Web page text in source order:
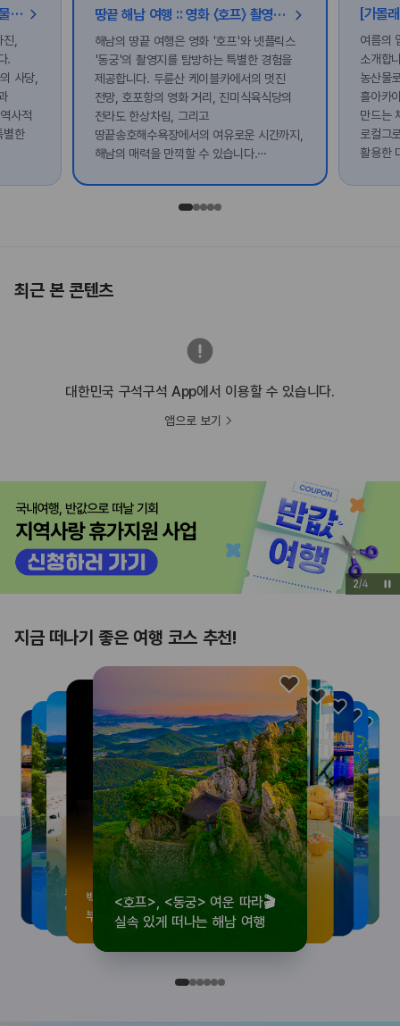
글과 뜻으로 시대를 밝힌 홍성 인물 여행
,
.
사당,
사적
별한
땅끝 해남 여행 :: 영화 〈호프〉 촬영지 남창리부터 넷플릭스 〈동궁〉 촬영지 도솔암 등
해남의 땅끝 여행은 영화 '호프'와 넷플릭스
'동궁'의 촬영지를 탐방하는 특별한 경험을
제공합니다. 두륜산 케이블카에서의 멋진
전망, 호포항의 영화 거리, 진미식육식당의
전라도 한상차림, 그리고
땅끝송호해수욕장에서의 여유로운 시간까지,
해남의 매력을 만끽할 수 있습니다.
여름의
소개합
농산물
흘아카
만드는
로컬그
활용한
떠나보
최근 본 콘텐츠
대한민국 구석구석 App에서 이용할 수 있습니다.
앱으로 보기
3/4
지금 떠나기 좋은 여행 코스 추천!
<호프>, <동궁> 여운 따라🎬
실속 있게 떠나는 해남 여행
로컬 감성 수집!
전국 로컬 기념품숍 3곳⭐
우리말이 더 재미있어지는
세종 한글 여행
숲길부터 천년 고찰까지!
마음에 쉼을 더하는 부안
뚜벅이 여행자 주목🚶
양양 1박 2일 코스
백제의 숨결을 따라,
부여에서 만나는 여름
<호프>, <동궁> 여운 따라🎬
실속 있게 떠나는 해남 여행
로컬 감성 수집!
전국 로컬 기념품숍 3곳⭐
우리말이 더 재미있어지는
세종 한글 여행
숲길부터 천년 고찰까지!
마음에 쉼을 더하는 부안
뚜벅이 여행자 주목🚶
양양 1박 2일 코스
백제의 숨결을 따라,
부여에서 만나는 여름
<호프>, <동궁> 여운 따라🎬
실속 있게 떠나는 해남 여행
로컬 감성 수집!
전국 로컬 기념품숍 3곳⭐
우리말이 더 재미있어지는
세종 한글 여행
숲길부터 천년 고찰까지!
마음에 쉼을 더하는 부안
뚜벅이 여행자 주목🚶
양양 1박 2일 코스
백제의 숨결을 따라,
부여에서 만나는 여름